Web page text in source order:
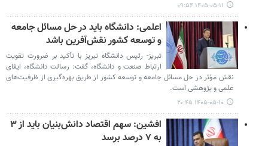
۱۴۰۵-۰۵-۱۱ ۰۹:۵۴
اعلمی: دانشگاه باید در حل مسائل جامعه
و توسعه کشور نقش‌آفرین باشد
تبریز- رئیس دانشگاه تبریز با تأکید بر ضرورت تقویت
ارتباط صنعت و دانشگاه، گفت: رسالت دانشگاه، ایفای
نقش مؤثر در حل مسائل جامعه و توسعه کشور از طریق بهره‌گیری از ظرفیت‌های
علمی و پژوهشی است.
۱۴۰۵-۰۵-۱۰ ۲۰:۴۵
افشین: سهم اقتصاد دانش‌بنیان باید از ۳
به ۷ درصد برسد